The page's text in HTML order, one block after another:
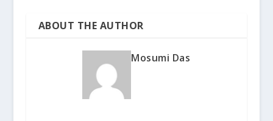
ABOUT THE AUTHOR
Mosumi Das